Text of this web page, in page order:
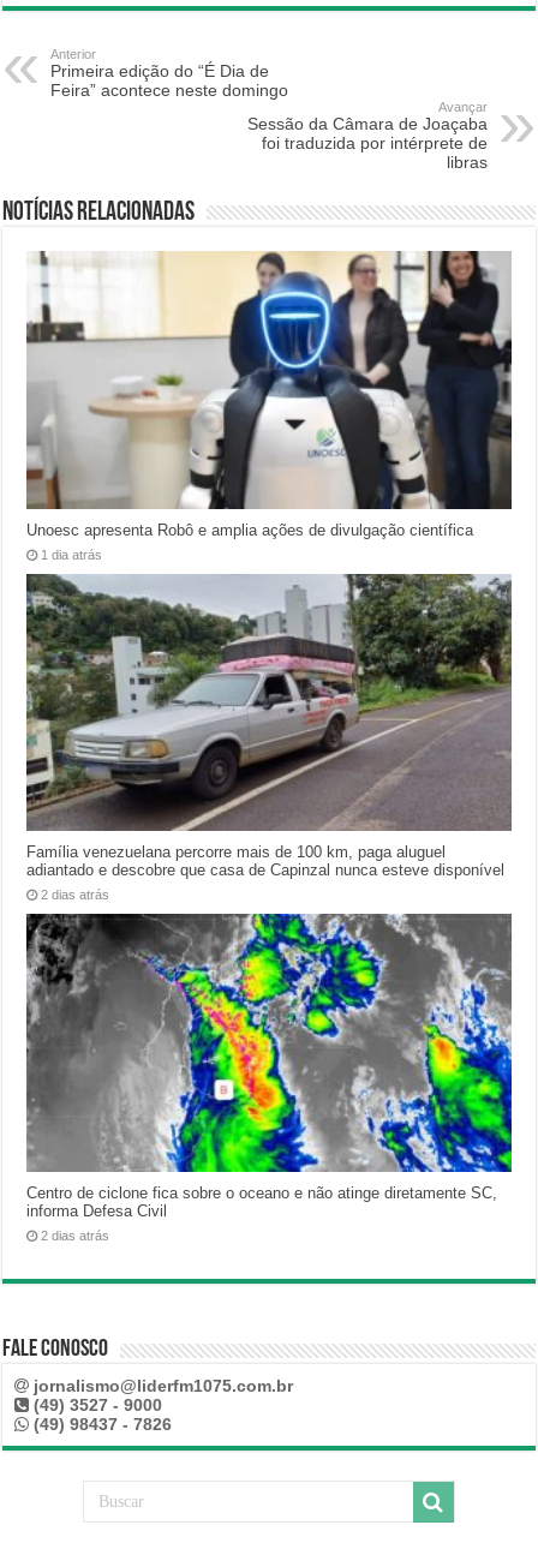
Anterior
Primeira edição do “É Dia de
Feira” acontece neste domingo
Avançar
Sessão da Câmara de Joaçaba
foi traduzida por intérprete de
libras
Notícias relacionadas
Unoesc apresenta Robô e amplia ações de divulgação científica
1 dia atrás
Família venezuelana percorre mais de 100 km, paga aluguel
adiantado e descobre que casa de Capinzal nunca esteve disponível
2 dias atrás
Centro de ciclone fica sobre o oceano e não atinge diretamente SC,
informa Defesa Civil
2 dias atrás
Fale Conosco
jornalismo@liderfm1075.com.br
(49) 3527 - 9000
(49) 98437 - 7826